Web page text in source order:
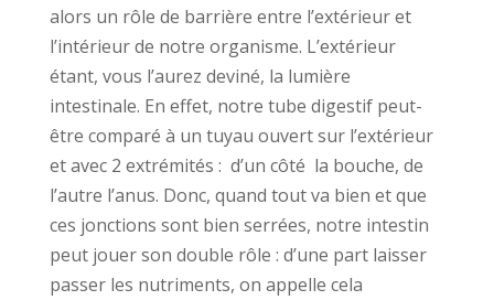
alors un rôle de barrière entre l’extérieur et
l’intérieur de notre organisme. L’extérieur
étant, vous l’aurez deviné, la lumière
intestinale. En effet, notre tube digestif peut-
être comparé à un tuyau ouvert sur l’extérieur
et avec 2 extrémités : d’un côté la bouche, de
l’autre l’anus. Donc, quand tout va bien et que
ces jonctions sont bien serrées, notre intestin
peut jouer son double rôle : d’une part laisser
passer les nutriments, on appelle cela